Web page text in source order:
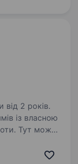
від 2 років.
із власною
Тут можна